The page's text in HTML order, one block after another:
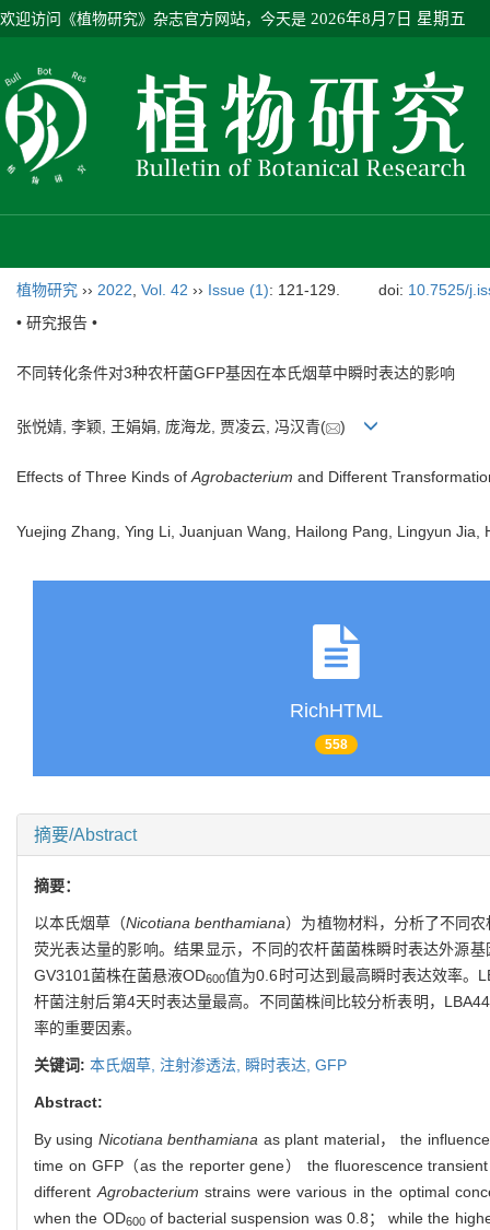
欢迎访问《植物研究》杂志官方网站，今天是 2026年8月7日 星期五
植物研究 ›› 2022 Vol. 42 ›› Issue (1): 121-129. doi: 10.7525/
• 研究报告 •
不同转化条件对3种农杆菌GFP基因在本氏烟草中瞬时表达的影响
张悦婧, 李颖, 王娟娟, 庞海龙, 贾凌云, 冯汉青( )
Effects of Three Kinds ofAgrobacterium and Different
Yuejing Zhang, Ying Li, Juanjuan Wang, Hailong Pang, Lingyun Jia,
RichHTML
558
摘要/Abstract
摘要：
以本氏烟草（Nicotiana benthamiana）为植物材料，分析了不同
荧光表达量的影响。结果显示，不同的农杆菌菌株瞬时表达外源
GV3101菌株在菌悬液OD600值为0.6时可达到最高瞬时表达效率。
杆菌注射后第4天时表达量最高。不同菌株间比较分析表明，
率的重要因素。
关键词: 本氏烟草, 注射渗透法, 瞬时表达, GFP
Abstract:
By using Nicotiana benthamiana as plant material， the
time on GFP（as the reporter gene） the fluorescence
different Agrobacterium strains were various in the optimal
when the OD600of bacterial suspension was 0.8； while the